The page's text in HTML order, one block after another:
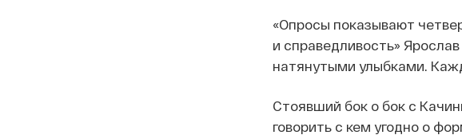
«Опросы показывают
и справедливость»
натянутыми улыбками.
Стоявший бок о бок с
говорить с кем угодно о